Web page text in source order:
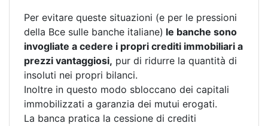
Per evitare queste situazioni (e per le pressioni
della Bce sulle banche italiane) le banche sono
invogliate a cedere i propri crediti immobiliari a
prezzi vantaggiosi, pur di ridurre la quantità di
insoluti nei propri bilanci.
Inoltre in questo modo sbloccano dei capitali
immobilizzati a garanzia dei mutui erogati.
La banca pratica la cessione di crediti